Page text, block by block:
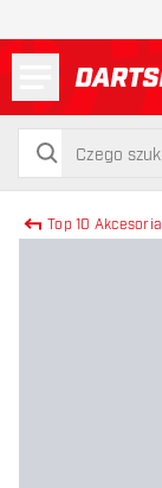
szukaj
szukaj
Top 10 Akcesoria